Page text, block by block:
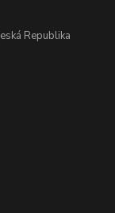
Republika